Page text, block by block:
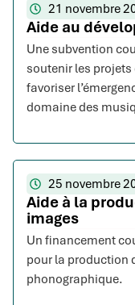
21 novembre
Aide au
Une subvention
soutenir les
favoriser
domaine des
25 novembre
Aide à la
images
Un financement
pour la production
phonographique.